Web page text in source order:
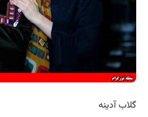
گلاب آدینه